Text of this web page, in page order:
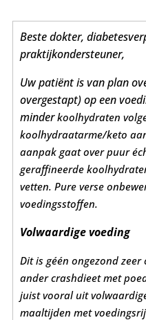
Beste dokter,
praktijkondersteuner,
Uw patiënt is van plan
overgestapt) op een
minderkoolhydraten
koolhydraatarme/keto
aanpak gaat over puur
geraffineerde
vetten. Pure verse
voedingsstoffen.
Volwaardige voeding
Dit is géén ongezond
ander crashdieet met
juist vooral uit
maaltijden met